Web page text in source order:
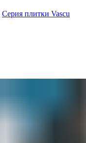
Серия плитки Vascu